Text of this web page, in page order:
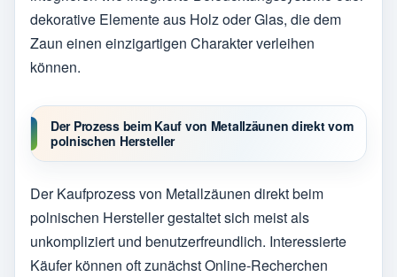
dekorative Elemente aus Holz oder Glas, die dem
Zaun einen einzigartigen Charakter verleihen
können.
Der Prozess beim Kauf von Metallzäunen direkt vom
polnischen Hersteller
Der Kaufprozess von Metallzäunen direkt beim
polnischen Hersteller gestaltet sich meist als
unkompliziert und benutzerfreundlich. Interessierte
Käufer können oft zunächst Online-Recherchen